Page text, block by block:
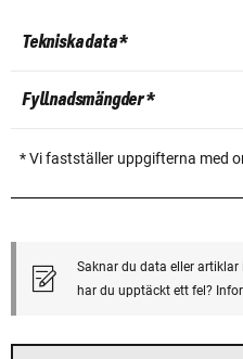
Tekniska data *
Fyllnadsmängder *
* Vi fastställer uppgifterna med
Saknar du data eller
har du upptäckt ett fel?